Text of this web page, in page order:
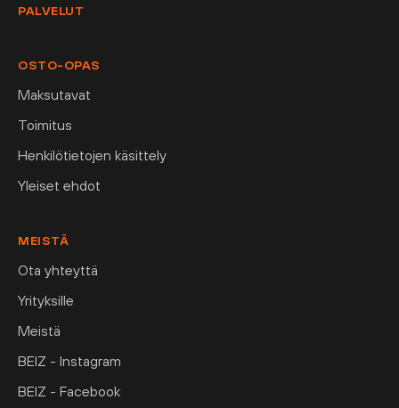
PALVELUT
OSTO-OPAS
Maksutavat
Toimitus
Henkilötietojen käsittely
Yleiset ehdot
MEISTÄ
Ota yhteyttä
Yrityksille
Meistä
BEIZ - Instagram
BEIZ - Facebook